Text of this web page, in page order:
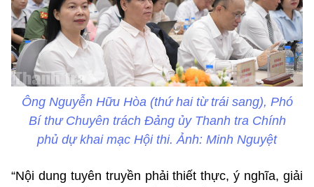
Ông Nguyễn Hữu Hòa (thứ hai từ trái sang), Phó
Bí thư Chuyên trách Đảng ủy Thanh tra Chính
phủ dự khai mạc Hội thi. Ảnh: Minh Nguyệt
“Nội dung tuyên truyền phải thiết thực, ý nghĩa, giải